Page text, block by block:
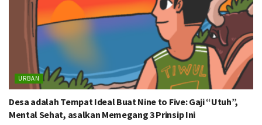
URBAN
Desa adalah Tempat Ideal Buat Nine to Five: Gaji “Utuh”,
Mental Sehat, asalkan Memegang 3 Prinsip Ini